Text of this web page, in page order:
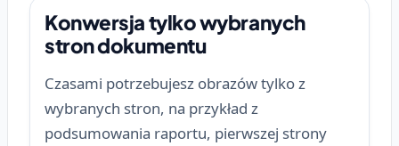
Konwersja tylko wybranych
stron dokumentu
Czasami potrzebujesz obrazów tylko z
wybranych stron, na przykład z
podsumowania raportu, pierwszej strony